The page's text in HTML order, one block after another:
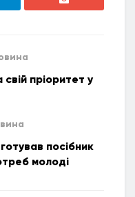
пріоритет у
посібник
молоді